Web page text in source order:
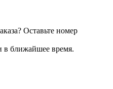
Оставьте номер
в ближайшее время.